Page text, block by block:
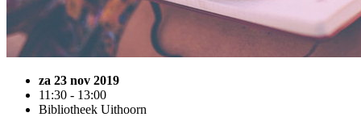
za 23 nov 2019
11:30 - 13:00
Bibliotheek Uithoorn